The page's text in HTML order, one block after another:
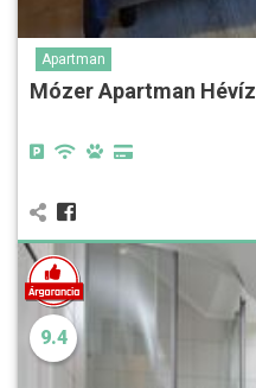
Apartman
Mózer Apartman Hévíz
9.4